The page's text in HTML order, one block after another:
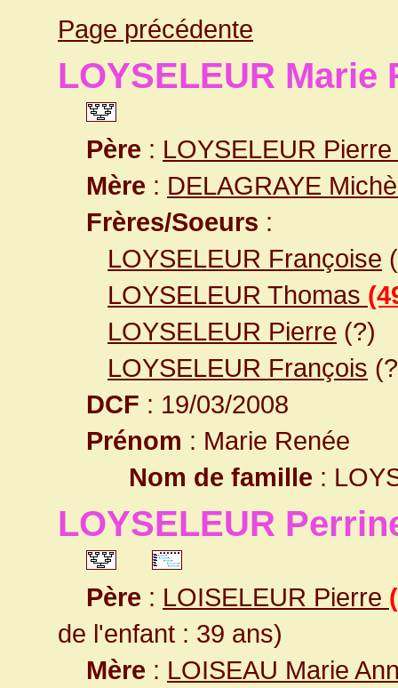
Page précédente
LOYSELEUR Marie
Père : LOYSELEUR Pierre
Mère : DELAGRAYE
Frères/Soeurs :
LOYSELEUR Françoise
LOYSELEUR Thomas
LOYSELEUR Pierre (?)
LOYSELEUR François
DCF : 19/03/2008
Prénom : Marie Renée
Nom de famille :
LOYSELEUR
Père : LOISELEUR Pierre
de l'enfant : 39 ans)
Mère : LOISEAU Marie